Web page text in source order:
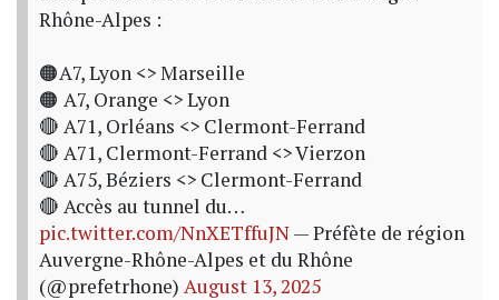
Rhône-Alpes :
🟠A7, Lyon <> Marseille
🟠 A7, Orange <> Lyon
🔴 A71, Orléans <> Clermont-Ferrand
🔴 A71, Clermont-Ferrand <> Vierzon
🔴 A75, Béziers <> Clermont-Ferrand
🔴 Accès au tunnel du…
pic.twitter.com/NnXETffuJN— Préfète de région
Auvergne-Rhône-Alpes et du Rhône
(@prefetrhone) August 13, 2025